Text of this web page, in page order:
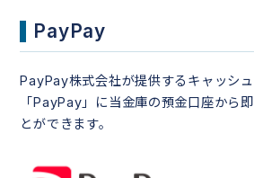
PayPay
PayPay株式会社が提供するキャッシ
「PayPay」に当金庫の預金口座から
とができます。